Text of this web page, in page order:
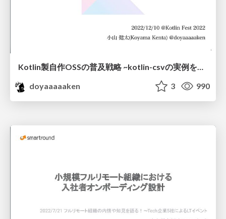
Kotlin製自作OSSの普及戦略 ~kotlin-csvの実例を元に~ @Kotlin Fest 2022
doyaaaaaken
3 990